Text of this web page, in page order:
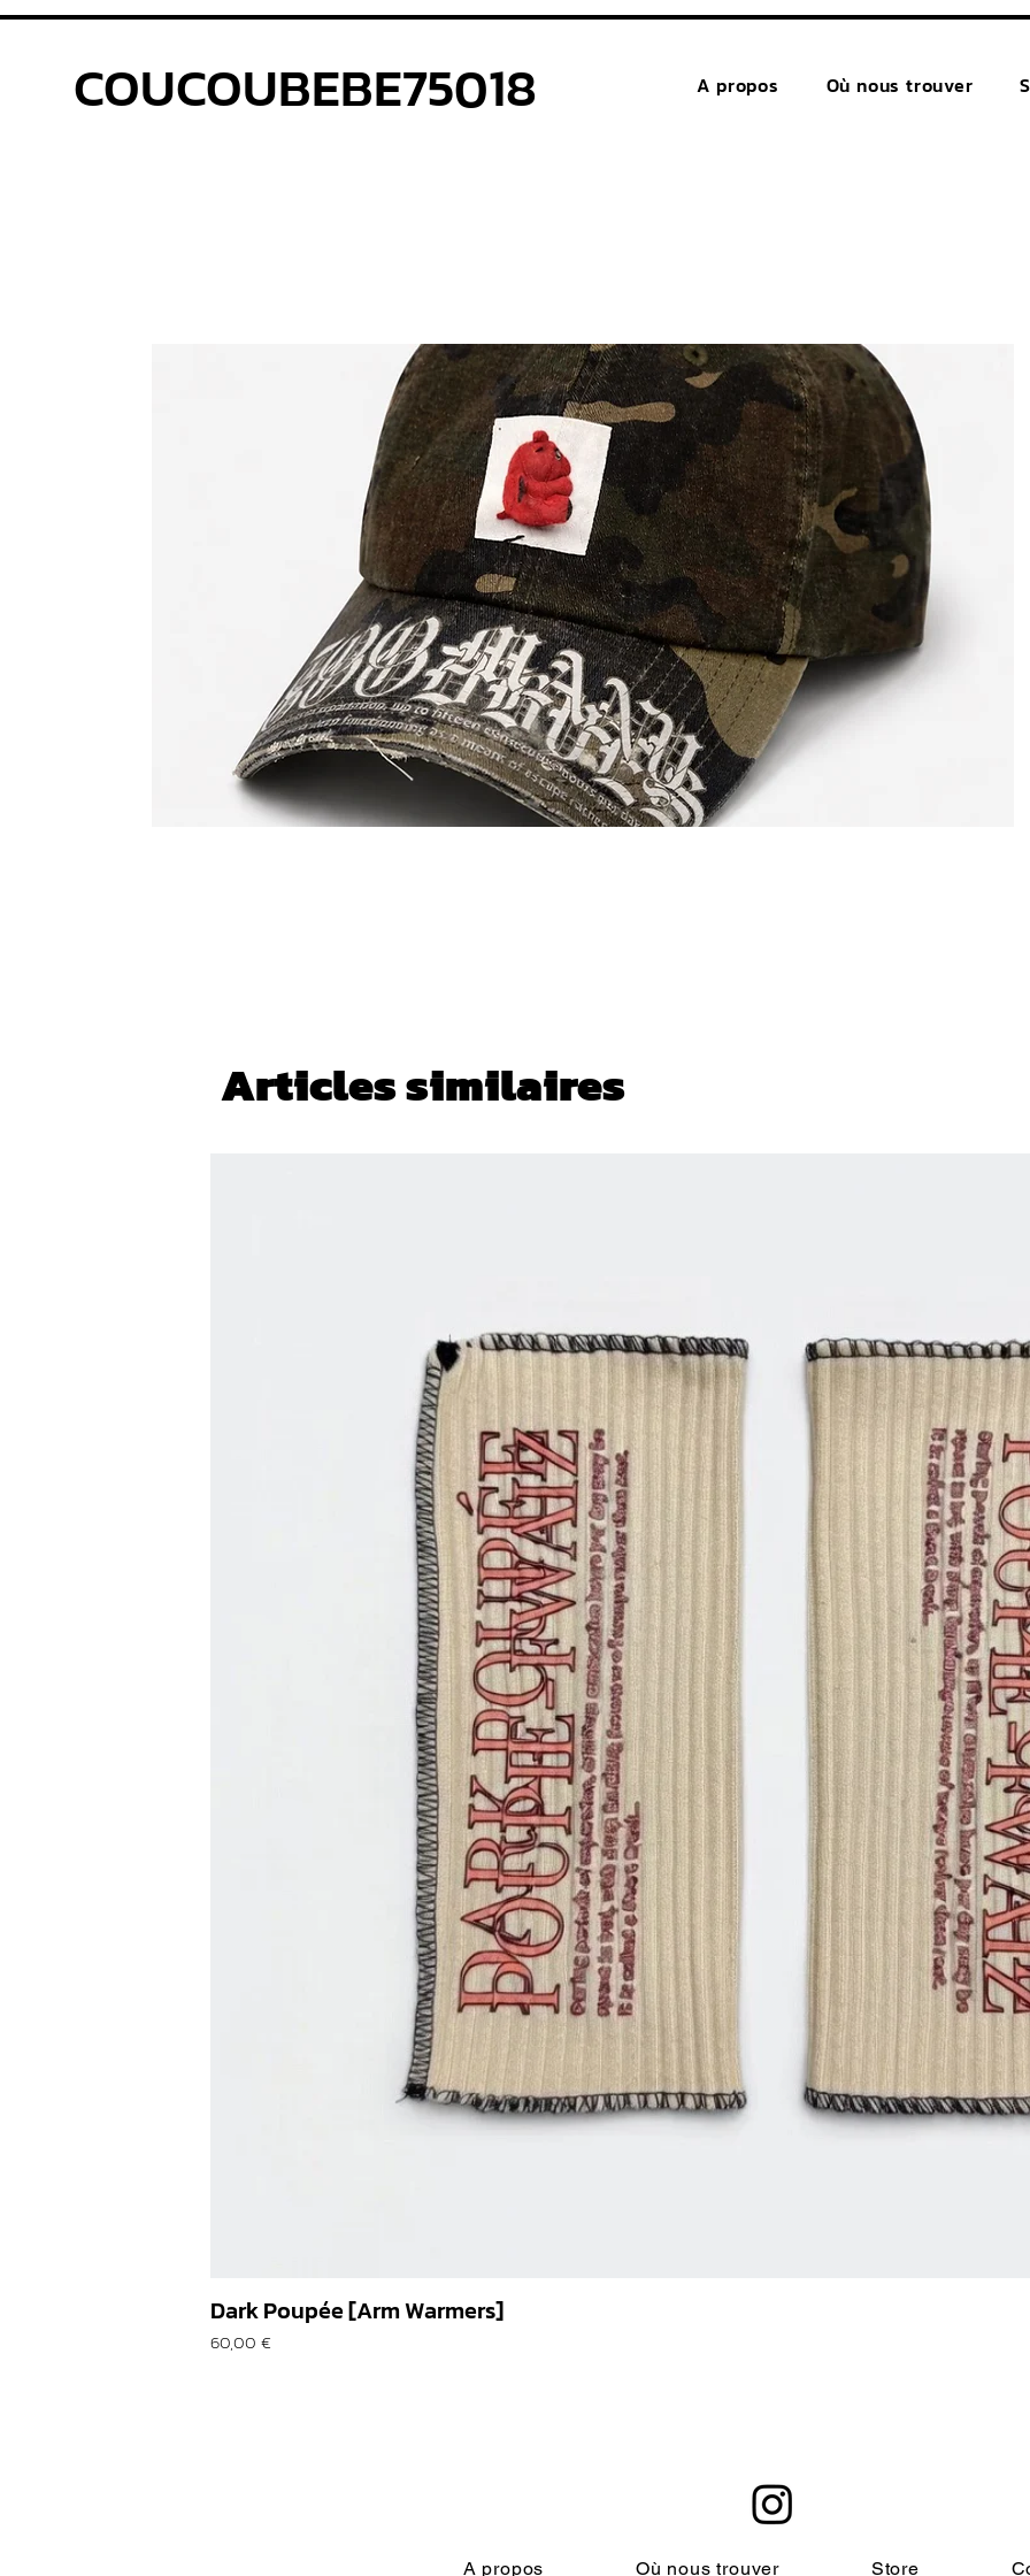
COUCOUBEBE75018 A propos Où nous trouver
Articles similaires
Dark Poupée [Arm Warmers]
Prix
60,00 €
A propos Où nous trouver Store